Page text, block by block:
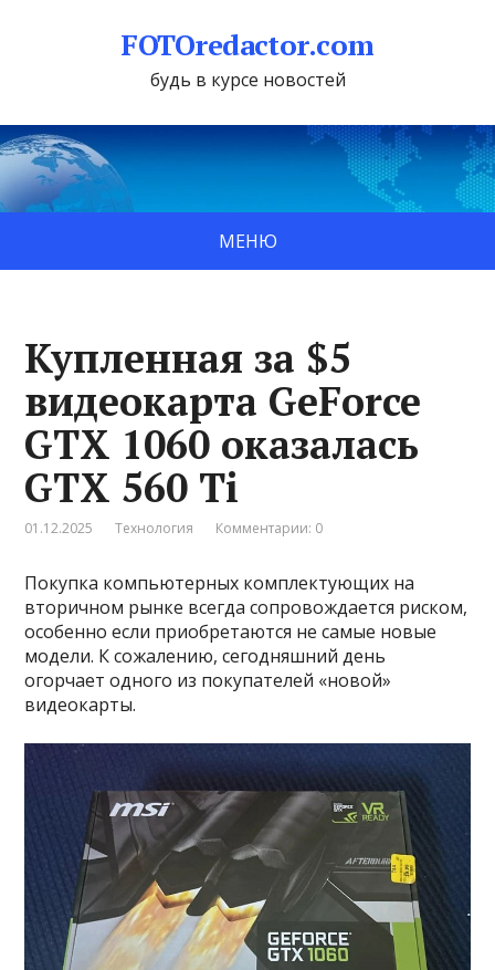
FOTOredactor.com
будь в курсе новостей
МЕНЮ
Купленная за $5
видеокарта GeForce
GTX 1060 оказалась
GTX 560 Ti
01.12.2025 Технология Комментарии: 0
Покупка компьютерных комплектующих на
вторичном рынке всегда сопровождается риском,
особенно если приобретаются не самые новые
модели. К сожалению, сегодняшний день
огорчает одного из покупателей «новой»
видеокарты.